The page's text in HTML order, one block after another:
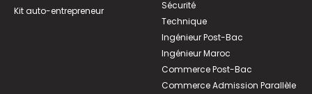
Kit auto-entrepreneur
Sécurité
Technique
Ingénieur Post-Bac
Ingénieur Maroc
Commerce Post-Bac
Commerce Admission Parallèle